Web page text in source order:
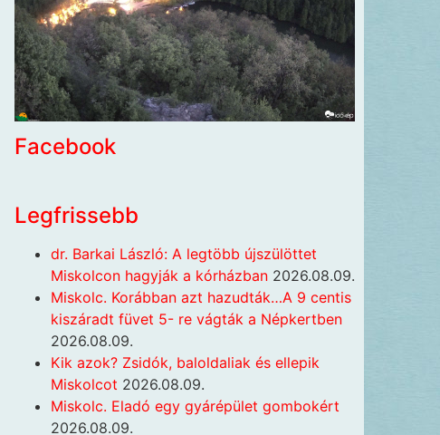
Facebook
Legfrissebb
dr. Barkai László: A legtöbb újszülöttet
Miskolcon hagyják a kórházban 2026.08.09.
Miskolc. Korábban azt hazudták…A 9 centis
kiszáradt füvet 5- re vágták a Népkertben
2026.08.09.
Kik azok? Zsidók, baloldaliak és ellepik
Miskolcot 2026.08.09.
Miskolc. Eladó egy gyárépület gombokért
2026.08.09.